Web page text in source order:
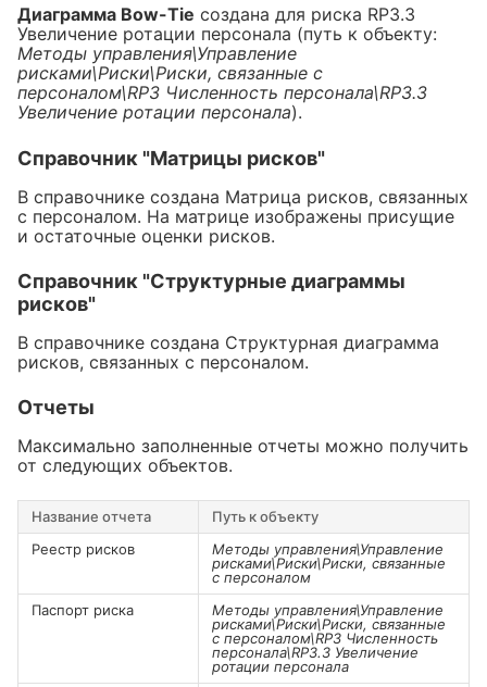
Диаграмма Bow-Tie создана для риска RP3.3
Увеличение ротации персонала (путь к объекту:
Методы управления\Управление
рисками\Риски\Риски, связанные с
персоналом\RP3 Численность персонала\RP3.3
Увеличение ротации персонала).
Справочник "Матрицы рисков"
В справочнике создана Матрица рисков, связанных
с персоналом. На матрице изображены присущие
и остаточные оценки рисков.
Справочник "Структурные диаграммы
рисков"
В справочнике создана Структурная диаграмма
рисков, связанных с персоналом.
Отчеты
Максимально заполненные отчеты можно получить
от следующих объектов.
Название отчета
Путь к объекту
Реестр рисков
Методы управления\Управление
рисками\Риски\Риски, связанные
с персоналом
Паспорт риска
Методы управления\Управление
рисками\Риски\Риски, связанные
с персоналом\RP3 Численность
персонала\RP3.3 Увеличение
ротации персонала